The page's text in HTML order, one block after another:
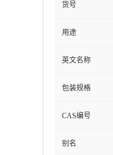
货号
用途
英文名称
包装规格
CAS编号
别名